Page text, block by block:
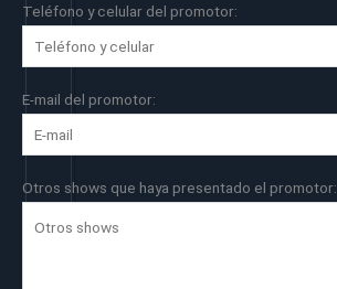
Teléfono y celular del promotor:
E-mail del promotor:
Otros shows que haya presentado el promotor: